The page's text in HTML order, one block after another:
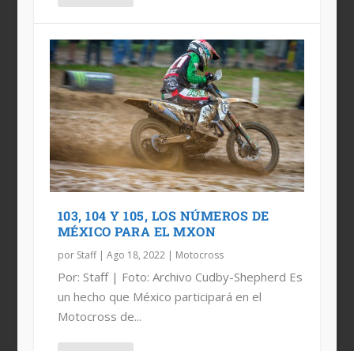
103, 104 Y 105, LOS NÚMEROS DE
MÉXICO PARA EL MXON
por Staff| Ago 18, 2022| Motocross
Por: Staff | Foto: Archivo Cudby-Shepherd Es
un hecho que México participará en el
Motocross de...